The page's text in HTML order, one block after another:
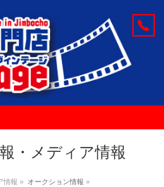
・メディア情報
情報 » オークション情報 »